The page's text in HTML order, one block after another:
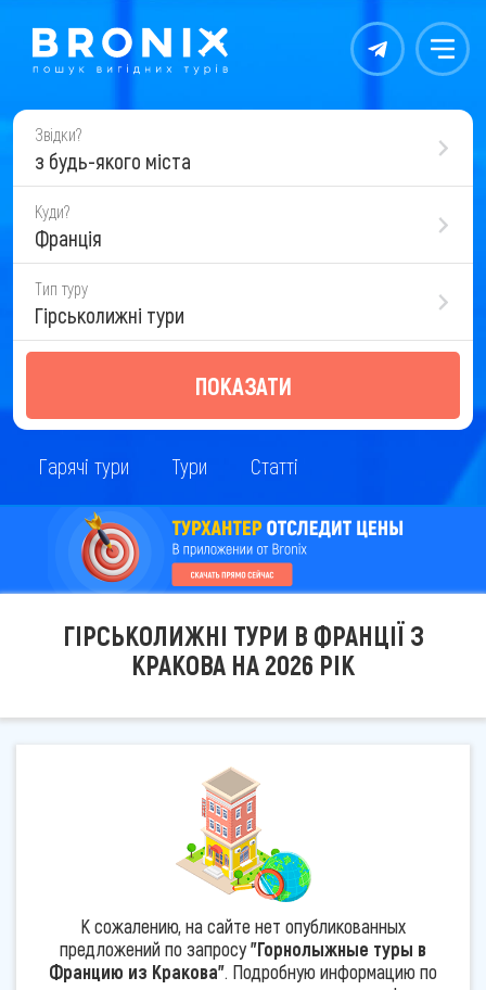
Контакты Меню
Звідки?
з будь-якого міста
Куди?
Франція
Тип туру
Гірськолижні тури
ПОКАЗАТИ
Гарячі тури Тури Статті
ГІРСЬКОЛИЖНІ ТУРИ В ФРАНЦІЇ З
КРАКОВА НА 2026 РІК
К сожалению, на сайте нет опубликованных
предложений по запросу"Горнолыжные туры в
Францию из Кракова". Подробную информацию по